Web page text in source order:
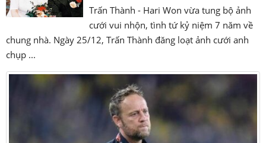
Trấn Thành - Hari Won vừa tung bộ ảnh
cưới vui nhộn, tình tứ kỷ niệm 7 năm về
chung nhà. Ngày 25/12, Trấn Thành đăng loạt ảnh cưới anh
chụp ...